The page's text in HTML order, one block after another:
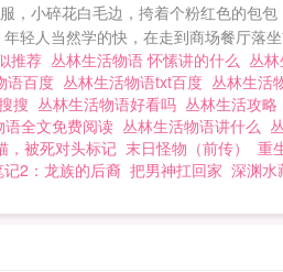
小碎花白毛边，挎着个粉红色的包
轻人当然学的快，在走到商场餐厅落
推荐 丛林生活物语 怀愫讲的什么 丛
语百度 丛林生活物语txt百度 丛林生活
搜 丛林生活物语好看吗 丛林生活攻略
语全文免费阅读 丛林生活物语讲什么
，被死对头标记 末日怪物（前传） 重
2：龙族的后裔 把男神扛回家 深渊水